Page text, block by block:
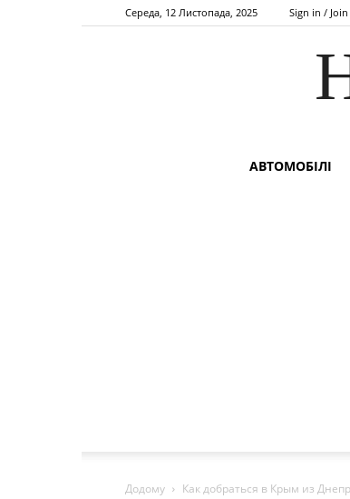
Середа, 12 Листопада, 2025 Sign in / Join
АВТОМОБІЛІ
Додому Как добраться в Крым из